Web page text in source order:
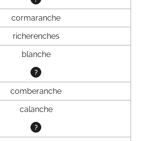
cormaranche
richerenches
blanche
?
comberanche
calanche
?